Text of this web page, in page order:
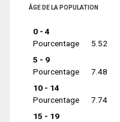
ÂGE DE LA POPULATION
0 - 4
Pourcentage
5.52
5 - 9
Pourcentage
7.48
10 - 14
Pourcentage
7.74
15 - 19